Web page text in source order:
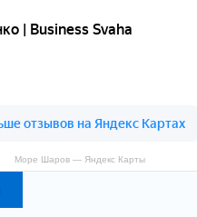
Море Шаров — Яндекс Карты